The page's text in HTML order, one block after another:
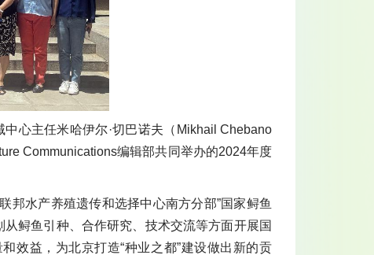
心主任米哈伊尔·切巴诺夫（Mikhail Chebano
Communications编辑部共同举办的2024年度
邦水产养殖遗传和选择中心南方分部”国家鲟鱼
鲟鱼引种、合作研究、技术交流等方面开展国
效益，为北京打造“种业之都”建设做出新的贡